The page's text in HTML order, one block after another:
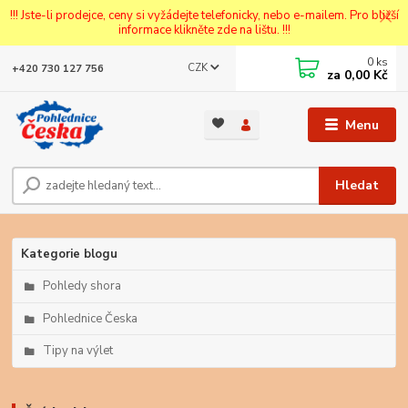
!!! Jste-li prodejce, ceny si vyžádejte telefonicky, nebo e-mailem. Pro bližší
informace klikněte zde na lištu. !!!
Menu
CZK
Hledat
+420 730 127 756 0 ks
za 0,00 Kč
Kategorie blogu
Pohledy shora
Pohlednice Česka
Tipy na výlet